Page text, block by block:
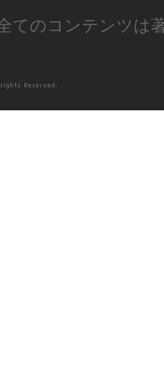
てのコンテンツは